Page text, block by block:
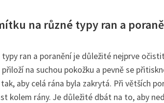
na různé typy ran a
ran a poranění je důležité nejprve
na suchou pokožku a pevně se
aby celá rána byla zakrytá. Při větších
kolem rány. Je důležité dbát na to, aby